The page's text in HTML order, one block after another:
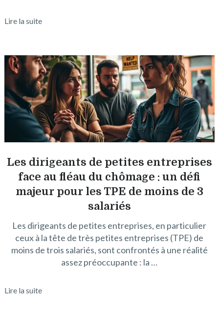
Lire la suite
Les dirigeants de petites entreprises
face au fléau du chômage : un défi
majeur pour les TPE de moins de 3
salariés
Les dirigeants de petites entreprises, en particulier
ceux à la tête de très petites entreprises (TPE) de
moins de trois salariés, sont confrontés à une réalité
assez préoccupante : la …
Lire la suite